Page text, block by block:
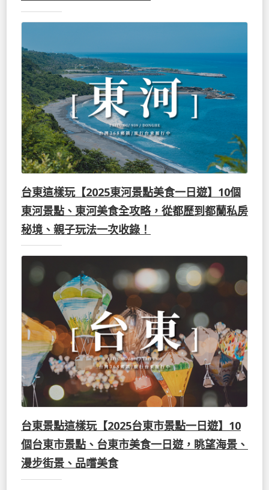
台東這樣玩【2025東河景點美食一日遊】10個
東河景點、東河美食全攻略，從都歷到都蘭私房
秘境、親子玩法一次收錄！
台東景點這樣玩【2025台東市景點一日遊】10
個台東市景點、台東市美食一日遊，眺望海景、
漫步街景、品嚐美食